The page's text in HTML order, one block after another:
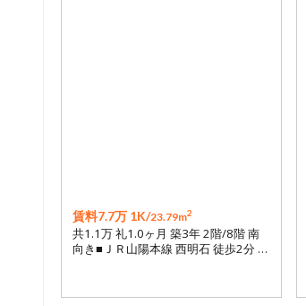
賃料7.7万 1K/23.79m2
共1.1万 礼1.0ヶ月 築3年 2階/8階 南
向き■ＪＲ山陽本線 西明石 徒歩2分 …